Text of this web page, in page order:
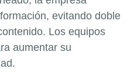
evitando doble
Los equipos
aumentar su